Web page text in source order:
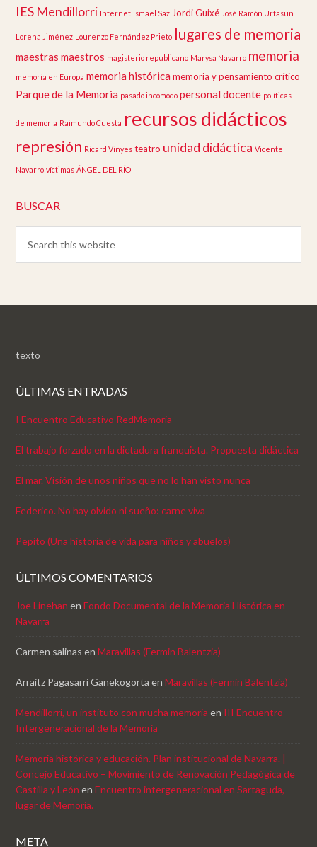
IES Mendillorri Internet Ismael Saz Jordi Guixé José Ramón Urtasun
Lorena Jiménez Lourenzo Fernández Prieto lugares de memoria
maestras maestros magisterio republicano Marysa Navarro memoria
memoria en Europa memoria histórica memoria y pensamiento crítico
Parque de la Memoria pasado incómodo personal docente políticas
de memoria Raimundo Cuesta recursos didácticos
represión Ricard Vinyes teatro unidad didáctica Vicente
Navarro víctimas ÁNGEL DEL RÍO
BUSCAR
texto
ÚLTIMAS ENTRADAS
I Encuentro Educativo RedMemoria
El trabajo forzado en la dictadura franquista. Propuesta didáctica
El mar. Visión de unos niños que no lo han visto nunca
Federico. No hay olvido ni sueño: carne viva
Pepito (Una historia de vida para niños y abuelos)
ÚLTIMOS COMENTARIOS
Joe Linehan enFondo Documental de la Memoria Histórica en
Navarra
Carmen salinas enMaravillas (Fermin Balentzia)
Arraitz Pagasarri Ganekogorta enMaravillas (Fermin Balentzia)
Mendillorri, un instituto con mucha memoria en III Encuentro
Intergeneracional de la Memoria
Memoria histórica y educación. Plan institucional de Navarra. |
Concejo Educativo – Movimiento de Renovación Pedagógica de
Castilla y León enEncuentro intergeneracional en Sartaguda,
lugar de Memoria.
META